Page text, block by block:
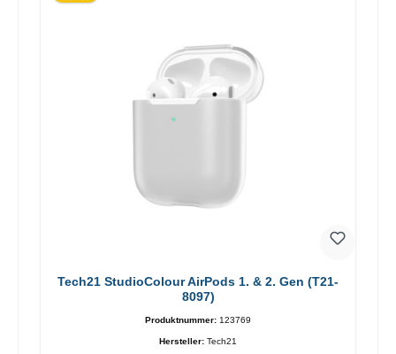
Tech21 StudioColour AirPods 1. & 2. Gen (T21-
8097)
Produktnummer: 123769
Hersteller: Tech21